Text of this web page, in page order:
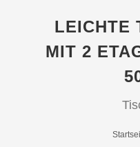
LEICHTE
MIT 2